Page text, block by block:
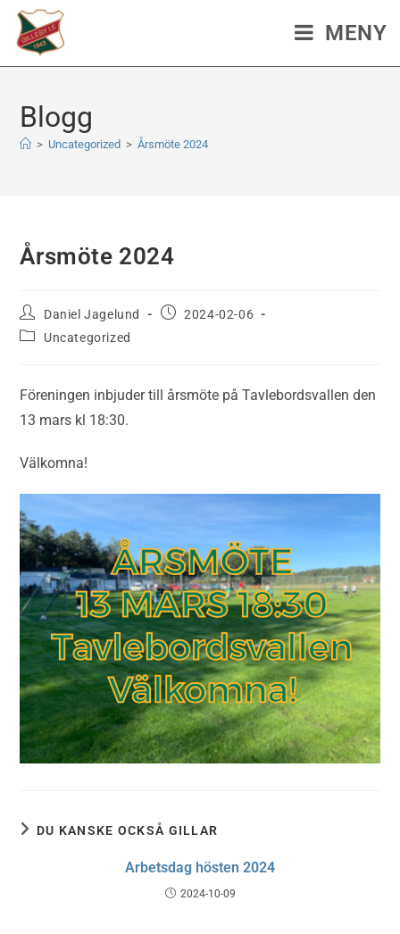
MENY
Blogg
> Uncategorized > Årsmöte 2024
Årsmöte 2024
Daniel Jagelund
2024-02-06
Uncategorized
Föreningen inbjuder till årsmöte på Tavlebordsvallen den
13 mars kl 18:30.
Välkomna!
DU KANSKE OCKSÅ GILLAR
Arbetsdag hösten 2024
2024-10-09